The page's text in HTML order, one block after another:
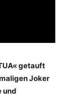
getauft
Joker
und